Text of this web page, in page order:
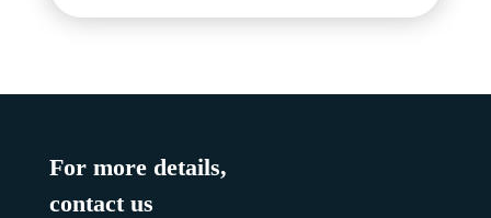
For more details,
contact us